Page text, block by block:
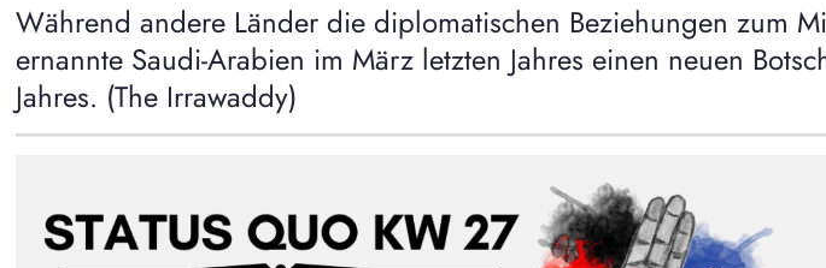
Während andere Länder die diplomatischen Beziehungen zum
ernannte Saudi-Arabien im März letzten Jahres einen neuen
Jahres. (The Irrawaddy)